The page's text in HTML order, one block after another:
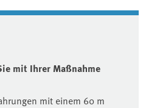
mit Ihrer Maßnahme
mit einem 60 m